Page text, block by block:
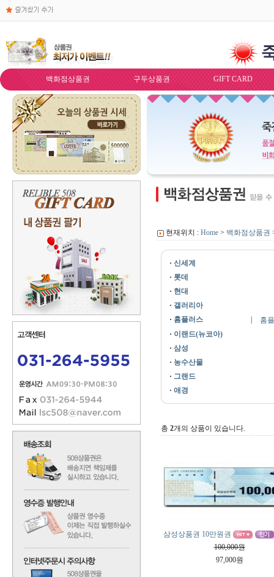
백화점상품권 구두상품권 GIFT CARD
현재위치 : Home > 백화점상품권
· 신세계
· 롯데
· 현대
· 갤러리아
· 홈플러스
홈
· 이랜드(뉴코아)
· 삼성
· 농수산물
· 그랜드
· 애경
총 2개의 상품이 있습니다.
삼성상품권 10만원권
100,000원
97,000원